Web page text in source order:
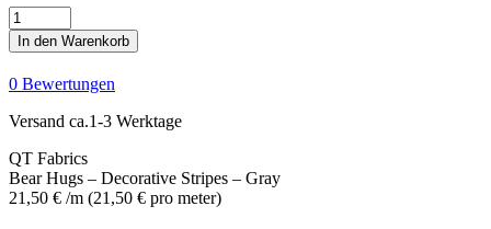
Bear
Hugs
-
Decorative
Stripes
-
Gray
Menge
In den Warenkorb
0 Bewertungen
Versand ca.1-3 Werktage
QT Fabrics
Bear Hugs – Decorative Stripes – Gray
21,50 € /m (21,50 € pro meter)